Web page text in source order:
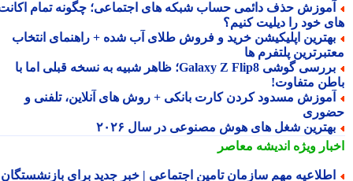
حذف دائمی حساب شبکه های اجتماعی؛ چگونه تمام اکانت
خود را دیلیت کنیم؟
اپلیکیشن خرید و فروش طلای آب شده + راهنمای انتخاب
پلتفرم ها
بررسی گوشی Galaxy Z Flip8؛ ظاهر شبیه به نسخه قبلی اما با
متفاوت!
مسدود کردن کارت بانکی + روش های آنلاین، تلفنی و
شغل های هوش مصنوعی در سال ۲۰۲۶
ویژهاندیشه معاصر
مهم سازمان تامین اجتماعی | خبر جدید برای بازنشستگان و